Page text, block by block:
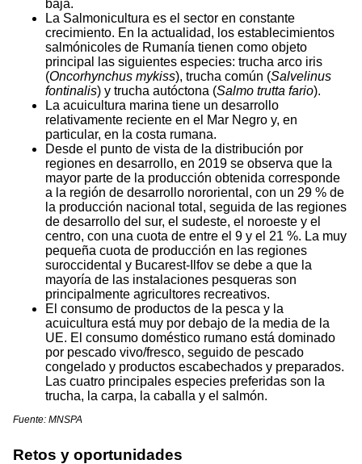
baja.
La Salmonicultura es el sector en constante
crecimiento. En la actualidad, los establecimientos
salmónicoles de Rumanía tienen como objeto
principal las siguientes especies: trucha arco iris
(Oncorhynchus mykiss), trucha común (Salvelinus
fontinalis) y trucha autóctona (Salmo trutta fario).
La acuicultura marina tiene un desarrollo
relativamente reciente en el Mar Negro y, en
particular, en la costa rumana.
Desde el punto de vista de la distribución por
regiones en desarrollo, en 2019 se observa que la
mayor parte de la producción obtenida corresponde
a la región de desarrollo nororiental, con un 29 % de
la producción nacional total, seguida de las regiones
de desarrollo del sur, el sudeste, el noroeste y el
centro, con una cuota de entre el 9 y el 21 %. La muy
pequeña cuota de producción en las regiones
suroccidental y Bucarest-Ilfov se debe a que la
mayoría de las instalaciones pesqueras son
principalmente agricultores recreativos.
El consumo de productos de la pesca y la
acuicultura está muy por debajo de la media de la
UE. El consumo doméstico rumano está dominado
por pescado vivo/fresco, seguido de pescado
congelado y productos escabechados y preparados.
Las cuatro principales especies preferidas son la
trucha, la carpa, la caballa y el salmón.
Fuente: MNSPA
Retos y oportunidades